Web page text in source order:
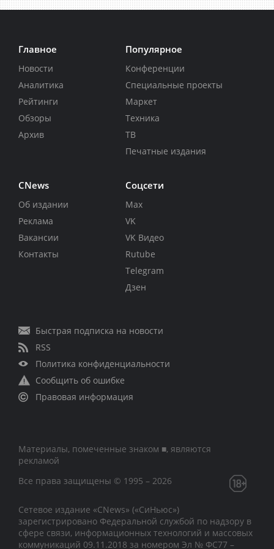
Главное
Новости
Аналитика
Рейтинги
Обзоры
Архив
Популярное
Конференции
Специальные проекты
Маркет
Техника
ТВ
Печатные издания
CNews
Об издании
Реклама
Вакансии
Контакты
Соцсети
Max
VK
VK Видео
Rutube
Telegram
Дзен
Быстрая подписка на новости
RSS
Политика конфиденциальности
Сообщить об ошибке
Правовая информация
Материалы, помеченные знаком ■, являются
рекламой
Все права защищены © 1995 – 2026
Сетевое издание «CNews» («СиНьюс»)
зарегистрировано Федеральной службой по надзору в
сфере связи, информационных технологий и массовых
коммуникаций 09.11.2018 за номером Эл № ФС77 –